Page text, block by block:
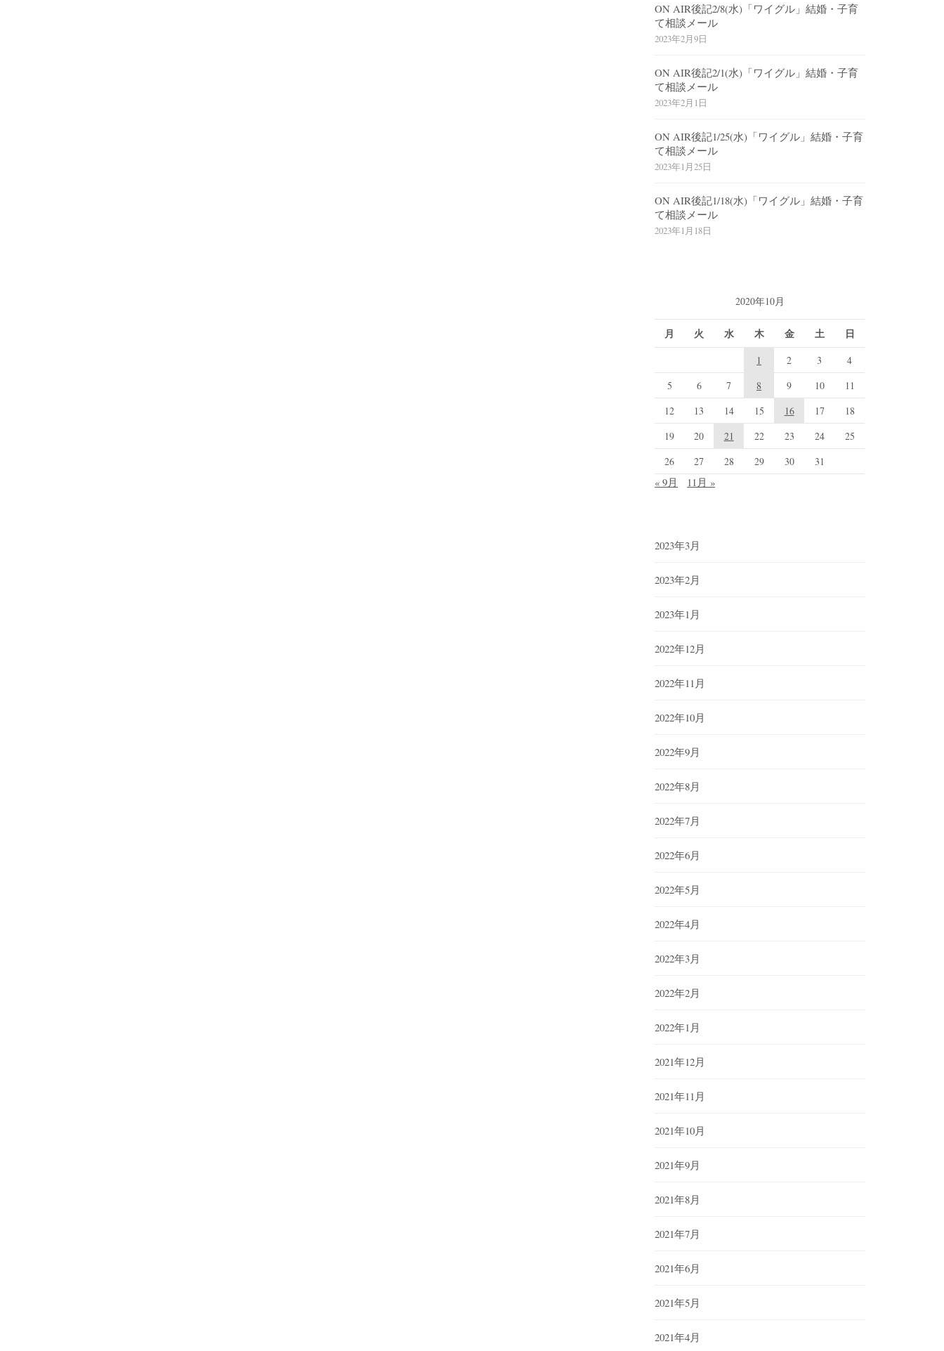
ON AIR後記2/8(水)「ワイグル」結婚・子育
て相談メール
2023年2月9日
ON AIR後記2/1(水)「ワイグル」結婚・子育
て相談メール
2023年2月1日
ON AIR後記1/25(水)「ワイグル」結婚・子育
て相談メール
2023年1月25日
ON AIR後記1/18(水)「ワイグル」結婚・子育
て相談メール
2023年1月18日
2020年10月
月 火 水 木 金 土 日
1 2 3
4
5
6 7 8 9 10
11
12
13 14 15 16 17
18
19
20 21 22 23 24
25
26
27 28 29 30 31
« 9月 11月 »
2023年3月
2023年2月
2023年1月
2022年12月
2022年11月
2022年10月
2022年9月
2022年8月
2022年7月
2022年6月
2022年5月
2022年4月
2022年3月
2022年2月
2022年1月
2021年12月
2021年11月
2021年10月
2021年9月
2021年8月
2021年7月
2021年6月
2021年5月
2021年4月